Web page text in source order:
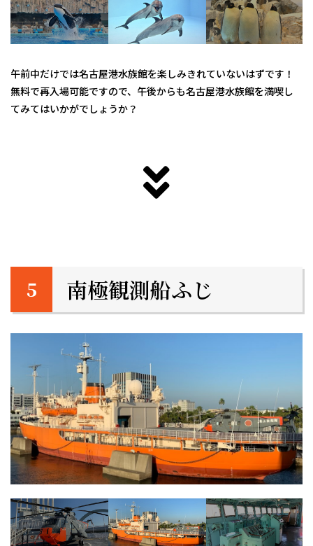
午前中だけでは名古屋港水族館を楽しみきれていないはずです！
無料で再入場可能ですので、午後からも名古屋港水族館を満喫し
てみてはいかがでしょうか？
南極観測船ふじ